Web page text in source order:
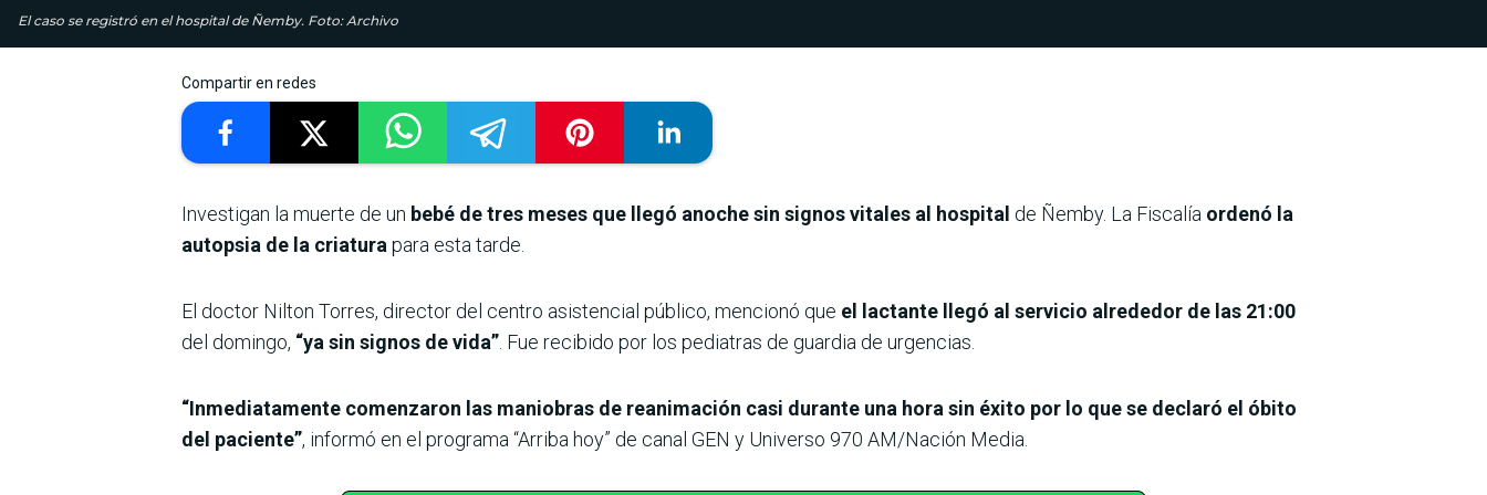
El caso se registró en el hospital de Ñemby. Foto: Archivo
Compartir en redes
Investigan la muerte de un bebé de tres meses que llegó anoche sin signos vitales al hospital de Ñemby. La Fiscalía ordenó la
autopsia de la criatura para esta tarde.
El doctor Nilton Torres, director del centro asistencial público, mencionó que el lactante llegó al servicio alrededor de las 21:00
del domingo, “ya sin signos de vida” . Fue recibido por los pediatras de guardia de urgencias.
“Inmediatamente comenzaron las maniobras de reanimación casi durante una hora sin éxito por lo que se declaró el óbito
del paciente”, informó en el programa “Arriba hoy” de canal GEN y Universo 970 AM/Nación Media.